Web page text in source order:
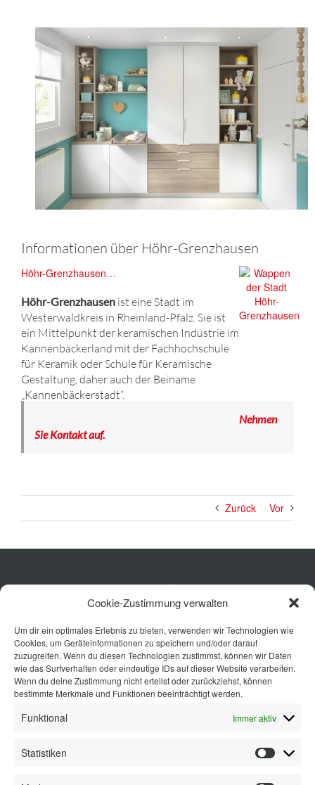
Cookie-Zustimmung verwalten
Um dir ein optimales Erlebnis zu bieten, verwenden wir Technologien wie
Cookies, um Geräteinformationen zu speichern und/oder darauf
zuzugreifen. Wenn du diesen Technologien zustimmst, können wir Daten
wie das Surfverhalten oder eindeutige IDs auf dieser Website verarbeiten.
Wenn du deine Zustimmung nicht erteilst oder zurückziehst, können
bestimmte Merkmale und Funktionen beeinträchtigt werden.
Funktional Immer aktiv
Statistiken
Zurück Vor
Informationen über Höhr-Grenzhausen
Höhr-Grenzhausen…
Höhr-Grenzhausen ist eine Stadt im
Westerwaldkreis in Rheinland-Pfalz. Sie ist
ein Mittelpunkt der keramischen Industrie im
Kannenbäckerland mit der Fachhochschule
für Keramik oder Schule für Keramische
Gestaltung, daher auch der Beiname
„Kannenbäckerstadt“.
Nehmen
Sie Kontakt auf.
Küche
Wohnen
Bad
Ausstattung
Planung
Kontakt